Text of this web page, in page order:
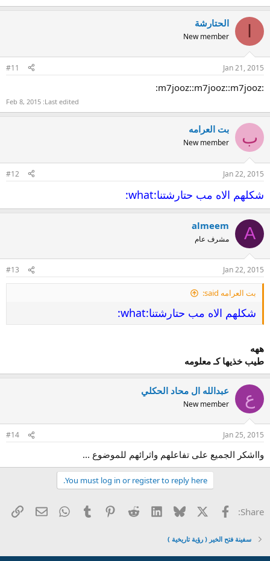
الحتارشة
New member
Jan 21, 2015
#11
:m7jooz::m7jooz::m7jooz:
Last edited:
Feb 8, 2015
ب بت العرامه
New member
Jan 22, 2015
#12
شكلهم الاه مب حتارشتنا:what:
A
almeem
مشرف عام
Jan 22, 2015
#13
بت العرامه said:
شكلهم الاه مب حتارشتنا:what:
ههه
طيب خذيها كـ معلومه
ع عبدالله ال محاد الحكلي
New member
Jan 25, 2015
#14
وااشكر الجميع على تفاعلهم واثرائهم للموضوع ...
You must log in or register to reply here.
Share:
Facebook
X
Bluesky
LinkedIn
Reddit
Pinterest
Tumblr
WhatsApp
Email
سفينة فتح الخير ( رؤية تاريخية )